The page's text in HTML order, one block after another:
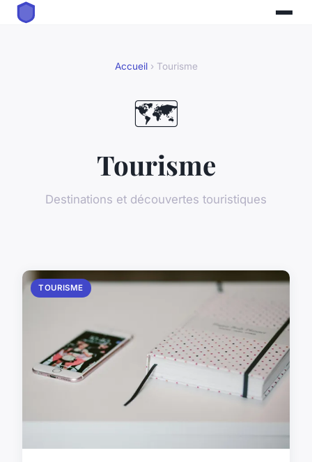
Accueil› Tourisme
🗺️
Tourisme
Destinations et découvertes touristiques
TOURISME